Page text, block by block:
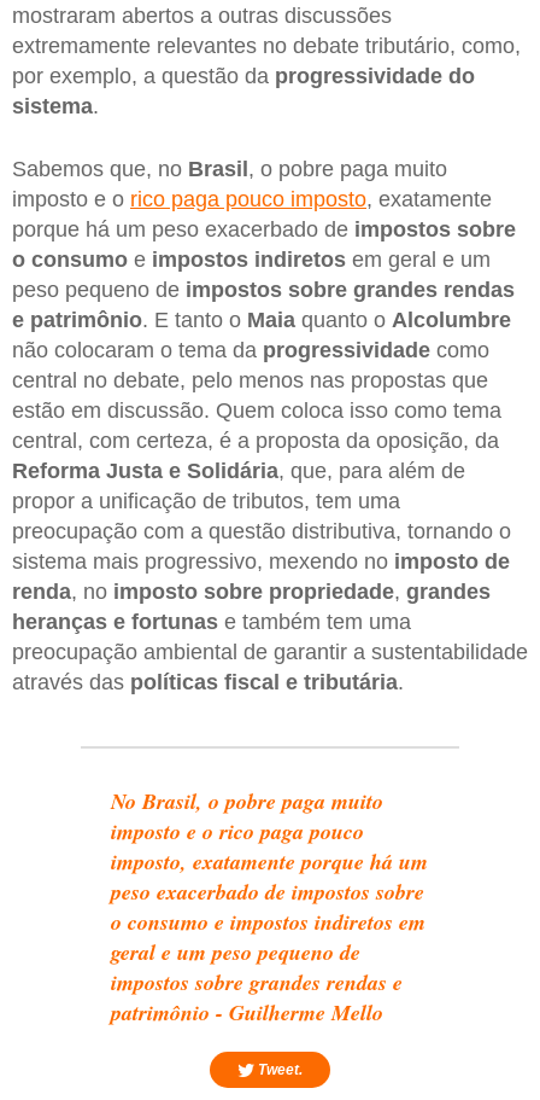
mostraram abertos a outras discussões
extremamente relevantes no debate tributário, como,
por exemplo, a questão da progressividade do
sistema.
Sabemos que, no Brasil, o pobre paga muito
imposto e o rico paga pouco imposto, exatamente
porque há um peso exacerbado de impostos sobre
o consumo e impostos indiretos em geral e um
peso pequeno de impostos sobre grandes rendas
e patrimônio. E tanto o Maia quanto o Alcolumbre
não colocaram o tema da progressividade como
central no debate, pelo menos nas propostas que
estão em discussão. Quem coloca isso como tema
central, com certeza, é a proposta da oposição, da
Reforma Justa e Solidária, que, para além de
propor a unificação de tributos, tem uma
preocupação com a questão distributiva, tornando o
sistema mais progressivo, mexendo no imposto de
renda, no imposto sobre propriedade, grandes
heranças e fortunas e também tem uma
preocupação ambiental de garantir a sustentabilidade
através das políticas fiscal e tributária.
No Brasil, o pobre paga muito
imposto e o rico paga pouco
imposto, exatamente porque há um
peso exacerbado de impostos sobre
o consumo e impostos indiretos em
geral e um peso pequeno de
impostos sobre grandes rendas e
patrimônio - Guilherme Mello
Tweet.